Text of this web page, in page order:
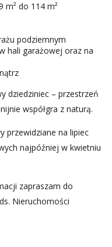
m² do 114 m²
podziemnym
hali garażowej oraz na
dziedziniec – przestrzeń
współgra z naturą.
przewidziane na lipiec
najpóźniej w kwietniu
zapraszam do
Nieruchomości